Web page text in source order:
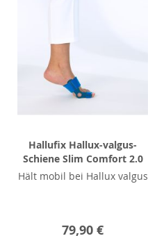
Hallufix Hallux-valgus-
Schiene Slim Comfort 2.0
Hält mobil bei Hallux valgus
79,90 €